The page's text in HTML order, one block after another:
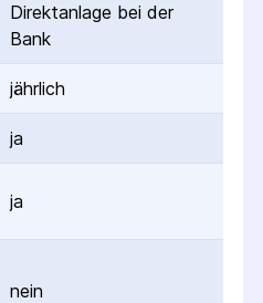
Direktanlage bei der
Bank
jährlich
ja
ja
nein